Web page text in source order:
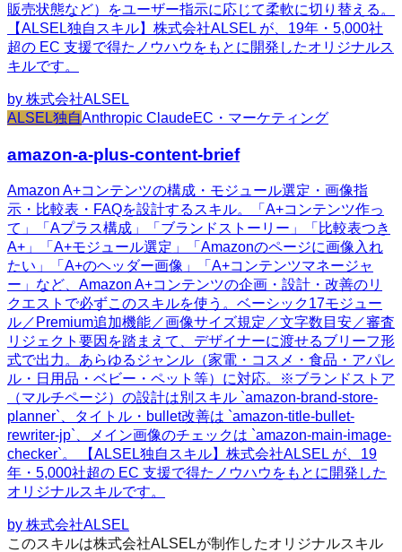
販売状態など）をユーザー指示に応じて柔軟に切り替える。
【ALSEL独自スキル】株式会社ALSEL が、19年・5,000社
超の EC 支援で得たノウハウをもとに開発したオリジナルス
キルです。
by 株式会社ALSEL
ALSEL独自Anthropic ClaudeEC・マーケティング
amazon-a-plus-content-brief
Amazon A+コンテンツの構成・モジュール選定・画像指
示・比較表・FAQを設計するスキル。「A+コンテンツ作っ
て」「Aプラス構成」「ブランドストーリー」「比較表つき
A+」「A+モジュール選定」「Amazonのページに画像入れ
たい」「A+のヘッダー画像」「A+コンテンツマネージャ
ー」など、Amazon A+コンテンツの企画・設計・改善のリ
クエストで必ずこのスキルを使う。ベーシック17モジュー
ル／Premium追加機能／画像サイズ規定／文字数目安／審査
リジェクト要因を踏まえて、デザイナーに渡せるブリーフ形
式で出力。あらゆるジャンル（家電・コスメ・食品・アパレ
ル・日用品・ベビー・ペット等）に対応。※ブランドストア
（マルチページ）の設計は別スキル `amazon-brand-store-
planner`、タイトル・bullet改善は `amazon-title-bullet-
rewriter-jp`、メイン画像のチェックは `amazon-main-image-
checker`。 【ALSEL独自スキル】株式会社ALSEL が、19
年・5,000社超の EC 支援で得たノウハウをもとに開発した
オリジナルスキルです。
by 株式会社ALSEL
このスキルは株式会社ALSELが制作したオリジナルスキル